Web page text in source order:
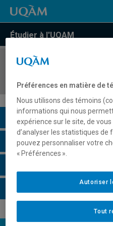
Étudier à l'UQAM
COURS//
Description du cours
Horaire - Été 2026
Préférences en matière de
Nous utilisons des témoins
informations qui nous
expérience sur le site, de
d’analyser les statistiques de
pouvez personnaliser votre
« Préférences ».
Tout
Autoriser